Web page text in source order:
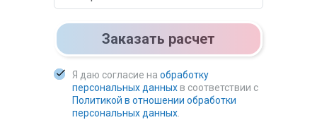
Заказать расчет
Я даю согласие на обработку
персональных данныхв соответствии c
Политикой в отношении обработки
персональных данных